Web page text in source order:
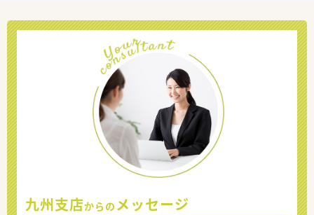
九州支店からの メッセージ